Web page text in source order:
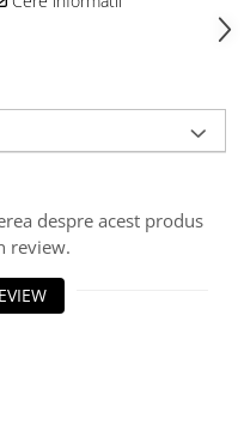
despre acest produs
review.